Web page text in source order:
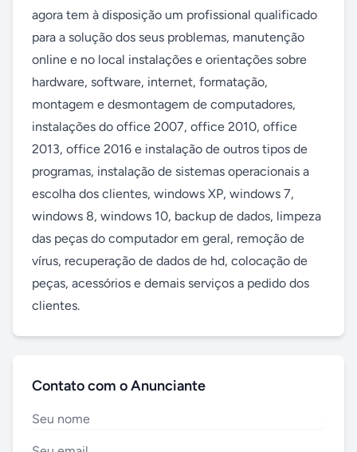
agora tem à disposição um profissional qualificado
para a solução dos seus problemas, manutenção
online e no local instalações e orientações sobre
hardware, software, internet, formatação,
montagem e desmontagem de computadores,
instalações do office 2007, office 2010, office
2013, office 2016 e instalação de outros tipos de
programas, instalação de sistemas operacionais a
escolha dos clientes, windows XP, windows 7,
windows 8, windows 10, backup de dados, limpeza
das peças do computador em geral, remoção de
vírus, recuperação de dados de hd, colocação de
peças, acessórios e demais serviços a pedido dos
clientes.
Contato com o Anunciante